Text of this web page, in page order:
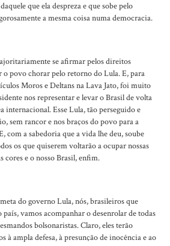
que ela despreza e que sobe pelo
a mesma coisa numa democracia.
se afirmar pelos direitos
o povo chorar pelo retorno do Lula. E, para
Moros e Deltans na Lava Jato, foi muito
nos representar e levar o Brasil de volta
internacional. Esse Lula, tão perseguido e
sem rancor e nos braços do povo para a
com a sabedoria que a vida lhe deu, soube
os que quiserem voltarão a ocupar nossas
cores e o nosso Brasil, enfim.
do governo Lula, nós, brasileiros que
vamos acompanhar o desenrolar de todas
bolsonaristas. Claro, eles terão
à ampla defesa, à presunção de inocência e ao